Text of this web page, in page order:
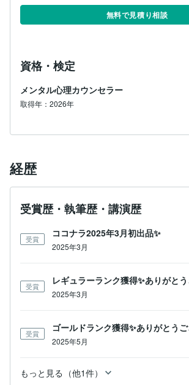
無料で見積り相談
資格・検定
メンタル心理カウンセラー
取得年：2026年
経歴
受賞歴・執筆歴・講演歴
受賞
ココナラ2025年3月初出品✨
2025年3月
受賞
レギュラーランク獲得✨ありがと
2025年3月
受賞
ゴールドランク獲得✨ありがとう
2025年5月
もっと見る（他1件）